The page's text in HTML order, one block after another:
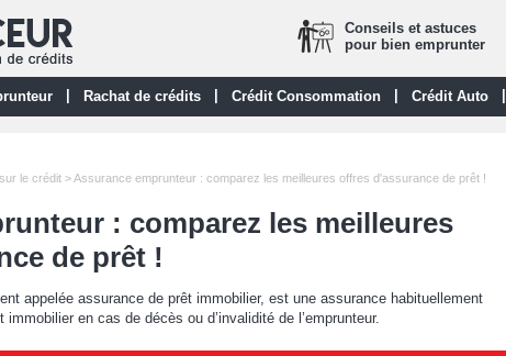
Conseils et astuces
pour bien emprunter
Rachat de crédits Crédit Consommation Crédit Auto
le crédit > Assurance emprunteur : comparez les meilleures offres d'assurance de prêt !
: comparez les meilleures
de prêt !
appelée assurance de prêt immobilier, est une assurance habituellement
en cas de décès ou d’invalidité de l’emprunteur.